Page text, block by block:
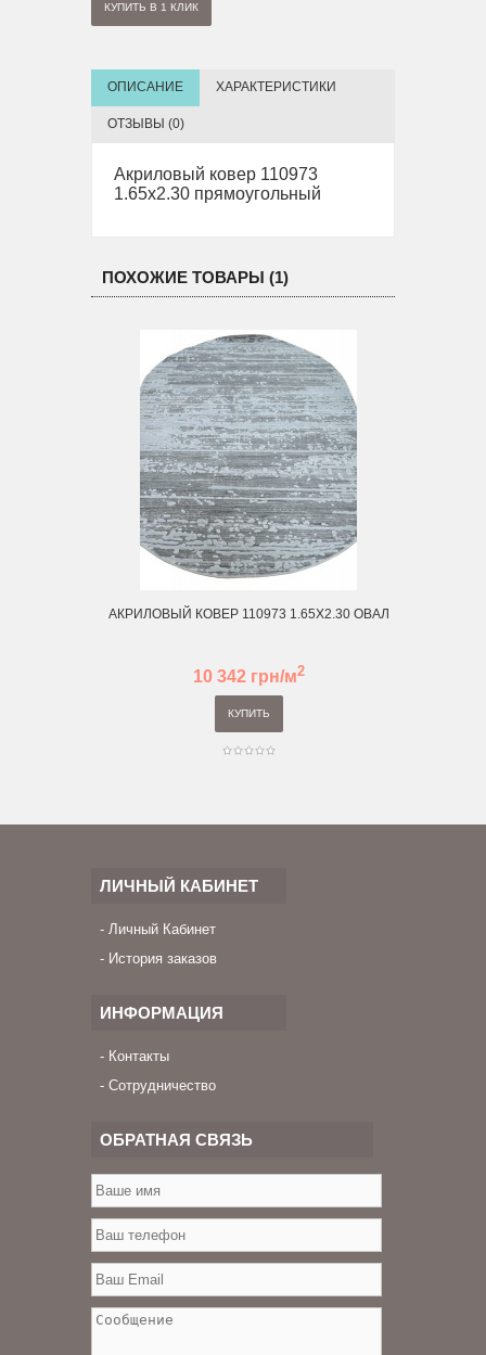
КУПИТЬ В 1 КЛИК
ОПИСАНИЕ ХАРАКТЕРИСТИКИ
ОТЗЫВЫ (0)
Акриловый ковер 110973
1.65х2.30 прямоугольный
ПОХОЖИЕ ТОВАРЫ (1)
АКРИЛОВЫЙ КОВЕР 110973 1.65Х2.30 ОВАЛ
10 342 грн/м2
КУПИТЬ
ЛИЧНЫЙ КАБИНЕТ
Личный Кабинет
История заказов
ИНФОРМАЦИЯ
Контакты
Сотрудничество
ОБРАТНАЯ СВЯЗЬ